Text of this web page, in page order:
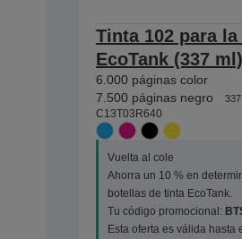
Tinta 102 para
EcoTank (337 ml)
6.000 páginas color
7.500 páginas negro
C13T03R640
Vuelta al cole
Ahorra un 10 % en
botellas de tinta EcoTank.
Tu código promocional:
Esta oferta es válida hasta